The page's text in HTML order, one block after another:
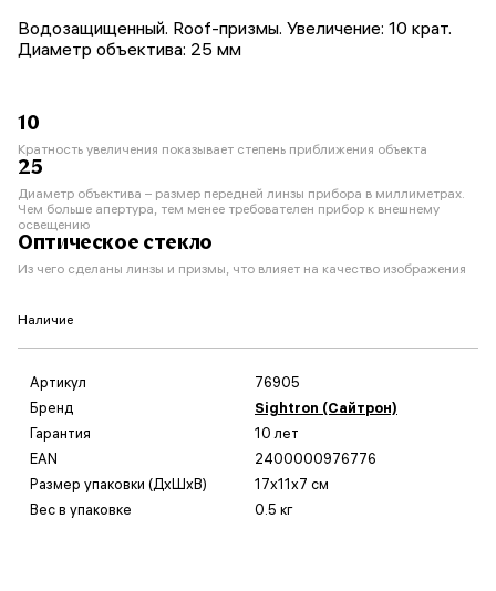
Водозащищенный. Roof-призмы. Увеличение: 10 крат.
Диаметр объектива: 25 мм
10
Кратность увеличения показывает степень приближения объекта
25
Диаметр объектива – размер передней линзы прибора в миллиметрах.
Чем больше апертура, тем менее требователен прибор к внешнему
освещению
Оптическое стекло
Из чего сделаны линзы и призмы, что влияет на качество изображения
Наличие
Артикул
76905
Бренд
Sightron (Сайтрон)
Гарантия
10 лет
EAN
2400000976776
Размер упаковки (ДxШxВ)
17x11x7 см
Вес в упаковке
0.5 кг